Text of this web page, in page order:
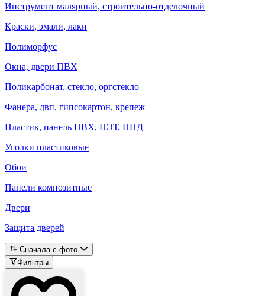
Инструмент малярный, строительно-отделочный
Краски, эмали, лаки
Полиморфус
Окна, двери ПВХ
Поликарбонат, стекло, оргстекло
Фанера, двп, гипсокартон, крепеж
Пластик, панель ПВХ, ПЭТ, ПНД
Уголки пластиковые
Обои
Панели композитные
Двери
Защита дверей
Сначала с фото
Фильтры